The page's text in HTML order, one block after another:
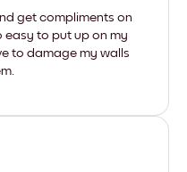
get compliments on
easy to put up on my
to damage my walls